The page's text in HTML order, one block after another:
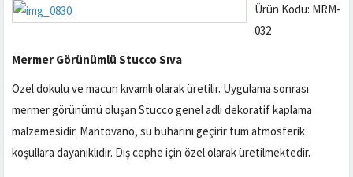
Ürün Kodu: MRM-
032
Mermer Görünümlü Stucco Sıva
Özel dokulu ve macun kıvamlı olarak üretilir. Uygulama sonrası
mermer görünümü oluşan Stucco genel adlı dekoratif kaplama
malzemesidir. Mantovano, su buharını geçirir tüm atmosferik
koşullara dayanıklıdır. Dış cephe için özel olarak üretilmektedir.